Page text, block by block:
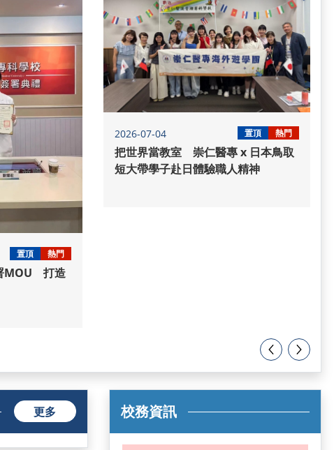
置頂 熱門
MOU 打造
2026-07-04 置頂 熱門
把世界當教室 崇仁醫專 x 日本鳥取
短大帶學子赴日體驗職人精神
更多 校務資訊